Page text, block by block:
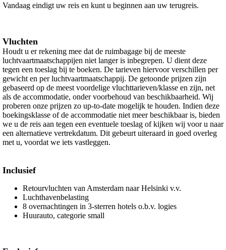
Vandaag eindigt uw reis en kunt u beginnen aan uw terugreis.
Vluchten
Houdt u er rekening mee dat de ruimbagage bij de meeste
luchtvaartmaatschappijen niet langer is inbegrepen. U dient deze
tegen een toeslag bij te boeken. De tarieven hiervoor verschillen per
gewicht en per luchtvaartmaatschappij. De getoonde prijzen zijn
gebaseerd op de meest voordelige vluchttarieven/klasse en zijn, net
als de accommodatie, onder voorbehoud van beschikbaarheid. Wij
proberen onze prijzen zo up-to-date mogelijk te houden. Indien deze
boekingsklasse of de accommodatie niet meer beschikbaar is, bieden
we u de reis aan tegen een eventuele toeslag of kijken wij voor u naar
een alternatieve vertrekdatum. Dit gebeurt uiteraard in goed overleg
met u, voordat we iets vastleggen.
Inclusief
Retourvluchten van Amsterdam naar Helsinki v.v.
Luchthavenbelasting
8 overnachtingen in 3-sterren hotels o.b.v. logies
Huurauto, categorie small